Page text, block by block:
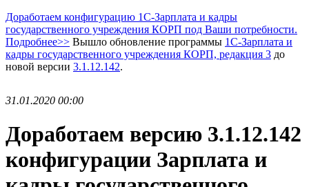
Доработаем конфигурацию 1С-Зарплата и кадры
государственного учреждения КОРП под Ваши потребности.
Подробнее>> Вышло обновление программы 1С-Зарплата и
кадры государственного учреждения КОРП, редакция 3 до
новой версии 3.1.12.142.
31.01.2020 00:00
Доработаем версию 3.1.12.142
конфигурации Зарплата и